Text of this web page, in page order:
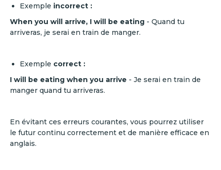
Exemple incorrect :
When you will arrive, I will be eating - Quand tu
arriveras, je serai en train de manger.
Exemple correct :
I will be eating when you arrive - Je serai en train de
manger quand tu arriveras.
En évitant ces erreurs courantes, vous pourrez utiliser
le futur continu correctement et de manière efficace en
anglais.